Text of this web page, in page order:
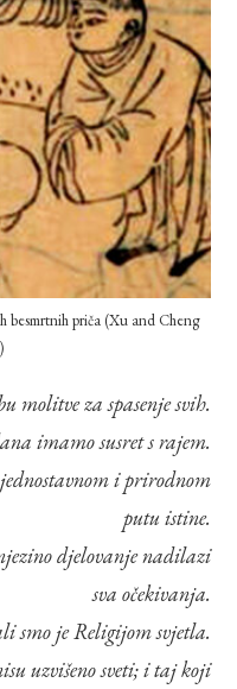
besmrtnih priča (Xu and Cheng
imamo susret s rajem.
i prirodnom
putu istine.
djelovanje nadilazi
sva očekivanja.
smo je Religijom svjetla.
uzvišeno sveti; i taj koji